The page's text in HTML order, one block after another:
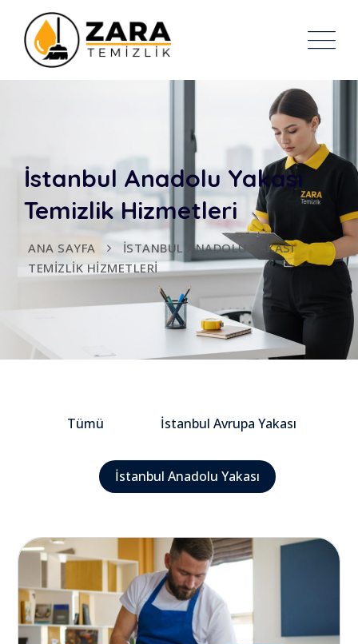
İstanbul Anadolu Yakası
Temizlik Hizmetleri
ANA SAYFA
İSTANBUL ANADOLU YAKASI
TEMIZLIK HIZMETLERI
Tümü İstanbul Avrupa Yakası
İstanbul Anadolu Yakası